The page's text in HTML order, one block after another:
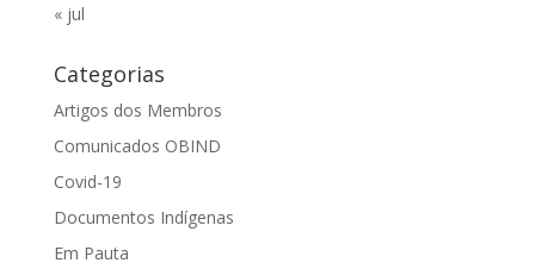
« jul
Categorias
Artigos dos Membros
Comunicados OBIND
Covid-19
Documentos Indígenas
Em Pauta